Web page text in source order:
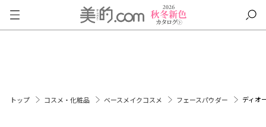
トップ コスメ・化粧品 ベースメイクコスメ フェースパウダー ディオ